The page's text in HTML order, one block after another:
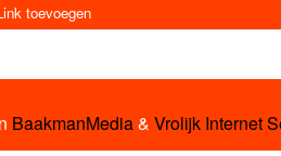
toevoegen
BaakmanMedia& Vrolijk Internet